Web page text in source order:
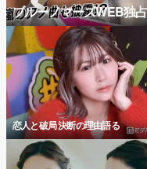
ブルーノマーズWEB独
恋人と破局 決断の理由語る